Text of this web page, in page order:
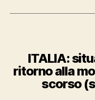
ITALIA:
ritorno alla
scorso